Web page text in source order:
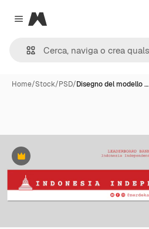
Close menu
Magnific
Home/Stock/PSD/Disegno del modello …
Premium